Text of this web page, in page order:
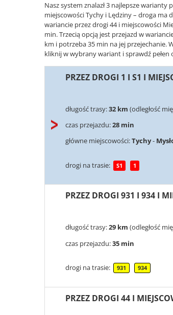
Nasz system znalazł 3 najlepsze
miejscowości Tychy i Lędziny – droga ma
wariancie przez drogi 44 i miejscowości
min. Trzecią opcją jest przejazd w
km i potrzeba 35 min na jej przejechanie.
kliknij w wybrany wariant i sprawdź pełen
PRZEZ DROGI 1 I S1 I
długość trasy:32 km (odległość
czas przejazdu:28 min
główne miejscowości:Tychy-
drogi na trasie: S1 1
PRZEZ DROGI 931 I 934 I
długość trasy:29 km (odległość
czas przejazdu:35 min
drogi na trasie: 931 934
PRZEZ DROGI 44 I